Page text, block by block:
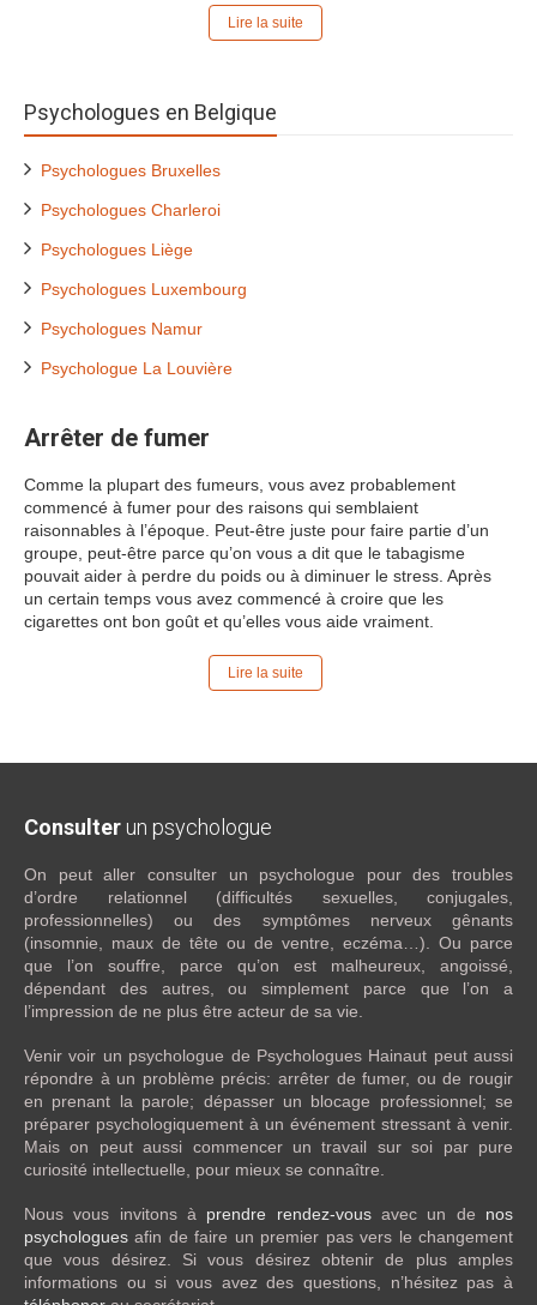
Lire la suite
Psychologues en Belgique
Psychologues Bruxelles
Psychologues Charleroi
Psychologues Liège
Psychologues Luxembourg
Psychologues Namur
Psychologue La Louvière
Arrêter de fumer
Comme la plupart des fumeurs, vous avez probablement
commencé à fumer pour des raisons qui semblaient
raisonnables à l’époque. Peut-être juste pour faire partie d’un
groupe, peut-être parce qu’on vous a dit que le tabagisme
pouvait aider à perdre du poids ou à diminuer le stress. Après
un certain temps vous avez commencé à croire que les
cigarettes ont bon goût et qu’elles vous aide vraiment.
Lire la suite
Consulter un psychologue
On peut aller consulter un psychologue pour des troubles
d’ordre relationnel (difficultés sexuelles, conjugales,
professionnelles) ou des symptômes nerveux gênants
(insomnie, maux de tête ou de ventre, eczéma…). Ou parce
que l’on souffre, parce qu’on est malheureux, angoissé,
dépendant des autres, ou simplement parce que l’on a
l’impression de ne plus être acteur de sa vie.
Venir voir un psychologue de Psychologues Hainaut peut aussi
répondre à un problème précis: arrêter de fumer, ou de rougir
en prenant la parole; dépasser un blocage professionnel; se
préparer psychologiquement à un événement stressant à venir.
Mais on peut aussi commencer un travail sur soi par pure
curiosité intellectuelle, pour mieux se connaître.
Nous vous invitons à prendre rendez-vousavec un de nos
psychologues afin de faire un premier pas vers le changement
que vous désirez. Si vous désirez obtenir de plus amples
informations ou si vous avez des questions, n’hésitez pas à